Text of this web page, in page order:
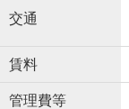
交通
賃料
管理費等